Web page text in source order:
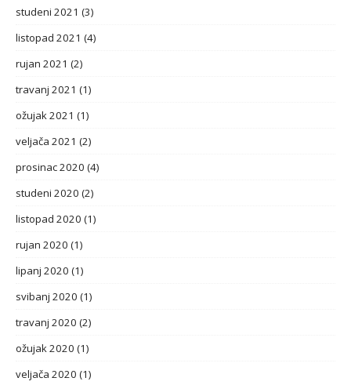
studeni 2021 (3)
listopad 2021 (4)
rujan 2021 (2)
travanj 2021 (1)
ožujak 2021 (1)
veljača 2021 (2)
prosinac 2020 (4)
studeni 2020 (2)
listopad 2020 (1)
rujan 2020 (1)
lipanj 2020 (1)
svibanj 2020 (1)
travanj 2020 (2)
ožujak 2020 (1)
veljača 2020 (1)